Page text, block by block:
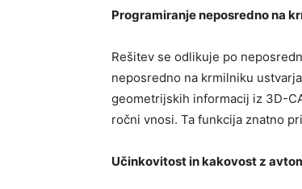
Programiranje neposredno na
Rešitev se odlikuje po
neposredno na krmilniku
geometrijskih informacij iz 3D-
ročni vnosi. Ta funkcija znatno
Učinkovitost in kakovost z